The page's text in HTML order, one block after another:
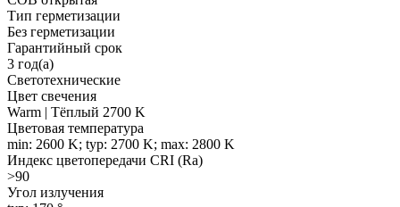
Тип герметизации
Без герметизации
Гарантийный срок
3 год(а)
Светотехнические
Цвет свечения
Warm | Тёплый 2700 K
Цветовая температура
min: 2600 K; typ: 2700 K; max: 2800 K
Индекс цветопередачи CRI (Ra)
>90
Угол излучения